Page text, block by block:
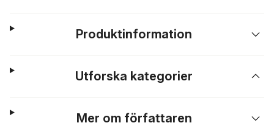
Produktinformation
Utforska kategorier
Mer om författaren